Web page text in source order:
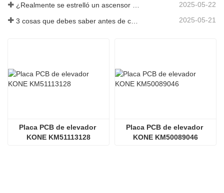
¿Realmente se estrelló un ascensor en el piso 40? 2025-05-22
2025-05-21
Placa PCB de elevador
KONE KM51113128
Placa PCB de elevador
KONE KM50089046